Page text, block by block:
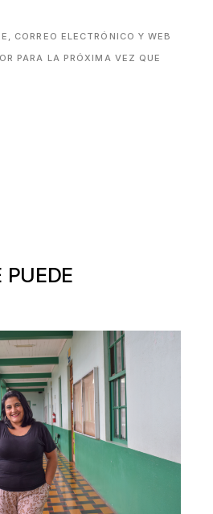
CORREO ELECTRÓNICO Y WEB
PARA LA PRÓXIMA VEZ QUE
PUEDE